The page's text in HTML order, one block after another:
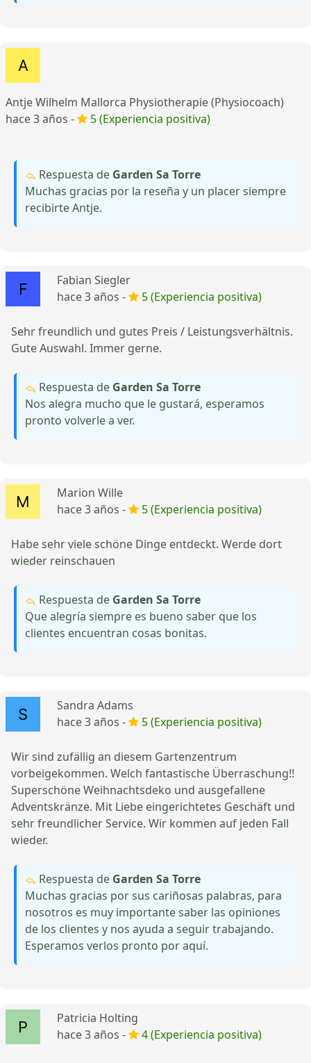
Antje Wilhelm Mallorca Physiotherapie (Physiocoach)
hace 3 años -
5 (Experiencia positiva)
Respuesta de Garden Sa Torre
Muchas gracias por la reseña y un placer siempre
recibirte Antje.
Fabian Siegler
hace 3 años -
5 (Experiencia positiva)
Sehr freundlich und gutes Preis / Leistungsverhältnis.
Gute Auswahl. Immer gerne.
Respuesta de Garden Sa Torre
Nos alegra mucho que le gustará, esperamos
pronto volverle a ver.
Marion Wille
hace 3 años -
5 (Experiencia positiva)
Habe sehr viele schöne Dinge entdeckt. Werde dort
wieder reinschauen
Respuesta de Garden Sa Torre
Que alegría siempre es bueno saber que los
clientes encuentran cosas bonitas.
Sandra Adams
hace 3 años -
5 (Experiencia positiva)
Wir sind zufällig an diesem Gartenzentrum
vorbeigekommen. Welch fantastische Überraschung!!
Superschöne Weihnachtsdeko und ausgefallene
Adventskränze. Mit Liebe eingerichtetes Geschäft und
sehr freundlicher Service. Wir kommen auf jeden Fall
wieder.
Respuesta de Garden Sa Torre
Muchas gracias por sus cariñosas palabras, para
nosotros es muy importante saber las opiniones
de los clientes y nos ayuda a seguir trabajando.
Esperamos verlos pronto por aquí.
Patricia Holting
hace 3 años -
4 (Experiencia positiva)